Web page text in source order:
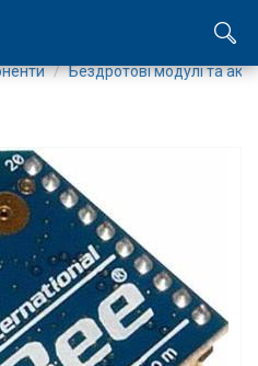
Бездротові модулі та